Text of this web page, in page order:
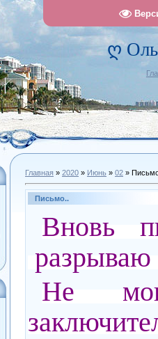
ღ
Главная » 2020 » Июнь » 02 »
Письмо..
Вновь
Не